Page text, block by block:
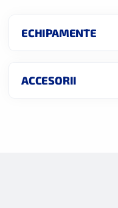
ECHIPAMENTE
ACCESORII